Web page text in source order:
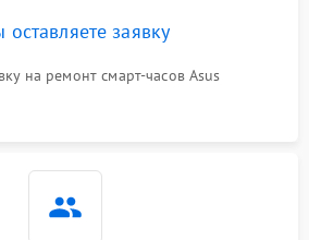
оставляете заявку
на ремонт смарт-часов Asus